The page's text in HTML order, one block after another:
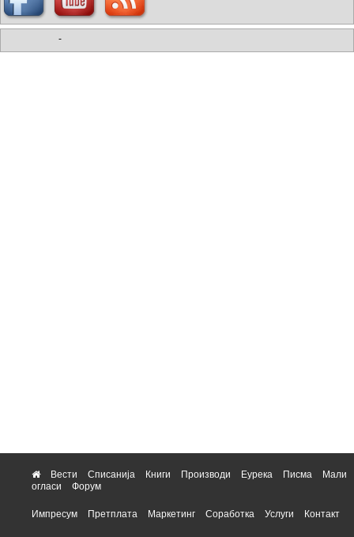
-
Вести Списанија Книги Производи Еурека Писма
Мали
огласи
Форум
Импресум Претплата Маркетинг Соработка Услуги Контакт